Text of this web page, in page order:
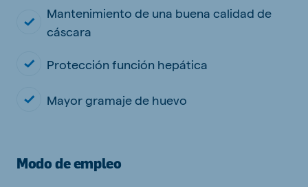
Mantenimiento de una buena calidad de
cáscara
Protección función hepática
Mayor gramaje de huevo
Modo de empleo